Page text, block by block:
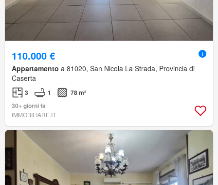
110.000 €
Appartamento a 81020, San Nicola La Strada, Provincia di
Caserta
3 1
78 m²
30+ giorni fa
IMMOBILIARE.IT